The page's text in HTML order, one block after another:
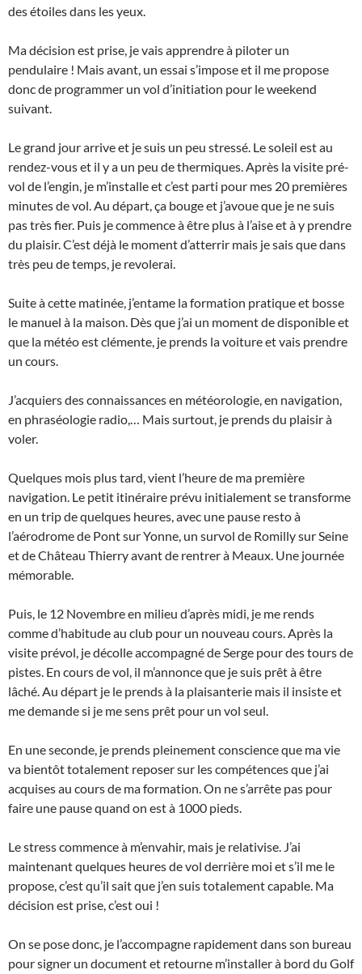
des étoiles dans les yeux.
Ma décision est prise, je vais apprendre à piloter un
pendulaire ! Mais avant, un essai s’impose et il me propose
donc de programmer un vol d’initiation pour le weekend
suivant.
Le grand jour arrive et je suis un peu stressé. Le soleil est au
rendez-vous et il y a un peu de thermiques. Après la visite pré-
vol de l’engin, je m’installe et c’est parti pour mes 20 premières
minutes de vol. Au départ, ça bouge et j’avoue que je ne suis
pas très fier. Puis je commence à être plus à l’aise et à y prendre
du plaisir. C’est déjà le moment d’atterrir mais je sais que dans
très peu de temps, je revolerai.
Suite à cette matinée, j’entame la formation pratique et bosse
le manuel à la maison. Dès que j’ai un moment de disponible et
que la météo est clémente, je prends la voiture et vais prendre
un cours.
J’acquiers des connaissances en météorologie, en navigation,
en phraséologie radio,… Mais surtout, je prends du plaisir à
voler.
Quelques mois plus tard, vient l’heure de ma première
navigation. Le petit itinéraire prévu initialement se transforme
en un trip de quelques heures, avec une pause resto à
l’aérodrome de Pont sur Yonne, un survol de Romilly sur Seine
et de Château Thierry avant de rentrer à Meaux. Une journée
mémorable.
Puis, le 12 Novembre en milieu d’après midi, je me rends
comme d’habitude au club pour un nouveau cours. Après la
visite prévol, je décolle accompagné de Serge pour des tours de
pistes. En cours de vol, il m’annonce que je suis prêt à être
lâché. Au départ je le prends à la plaisanterie mais il insiste et
me demande si je me sens prêt pour un vol seul.
En une seconde, je prends pleinement conscience que ma vie
va bientôt totalement reposer sur les compétences que j’ai
acquises au cours de ma formation. On ne s’arrête pas pour
faire une pause quand on est à 1000 pieds.
Le stress commence à m’envahir, mais je relativise. J’ai
maintenant quelques heures de vol derrière moi et s’il me le
propose, c’est qu’il sait que j’en suis totalement capable. Ma
décision est prise, c’est oui !
On se pose donc, je l’accompagne rapidement dans son bureau
pour signer un document et retourne m’installer à bord du Golf